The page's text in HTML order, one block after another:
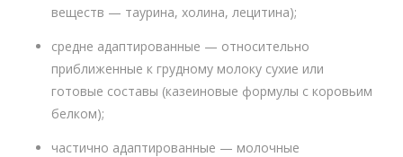
веществ — таурина, холина, лецитина);
средне адаптированные — относительно
приближенные к грудному молоку сухие или
готовые составы (казеиновые формулы с коровьим
белком);
частично адаптированные — молочные